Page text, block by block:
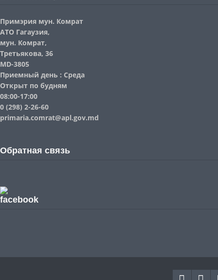
Примэрия мун. Комрат
АТО Гагаузия,
мун. Комрат,
Третьякова, 36
MD-3805
Приемный день : Среда
Открыт по будням
08:00-17:00
0 (298) 2-26-60
primaria.comrat@apl.gov.md
Обратная связь
facebook